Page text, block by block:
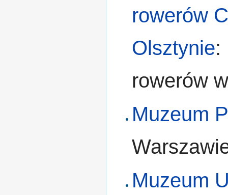
rowerów
Olsztynie:
rowerów
Muzeum
Muzeum